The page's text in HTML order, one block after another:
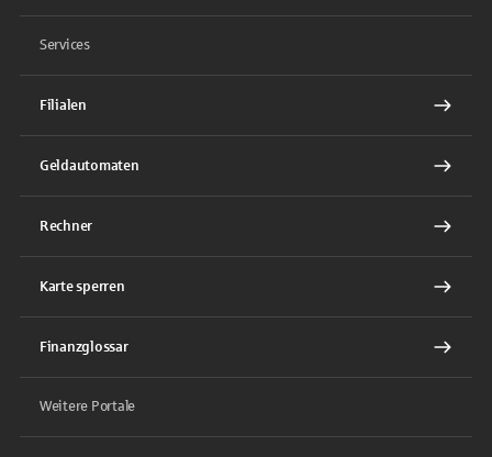
Services
Filialen
Geldautomaten
Rechner
Karte sperren
Finanzglossar
Weitere Portale